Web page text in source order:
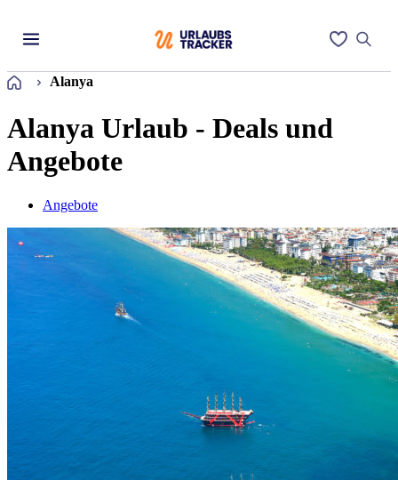
Startseite
Alanya
Alanya Urlaub - Deals und
Angebote
Angebote